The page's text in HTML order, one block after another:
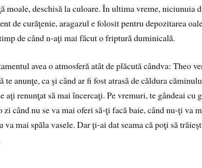
moale, deschisă la culoare. În ultima vreme, niciunuia
de curăţenie, aragazul e folosit pentru depozitarea
de când n‑aţi mai făcut o friptură duminicală.
avea o atmosferă atât de plăcută cândva: Theo
te anunţe, ca şi când ar fi fost atrasă de căldura
aţi renunţat să mai încercaţi. Pe vremuri, te gândeai cu
zi când nu se va mai oferi să‑ţi facă baie, când nu‑ţi va
va mai spăla vasele. Dar ţi‑ai dat seama că poţi să